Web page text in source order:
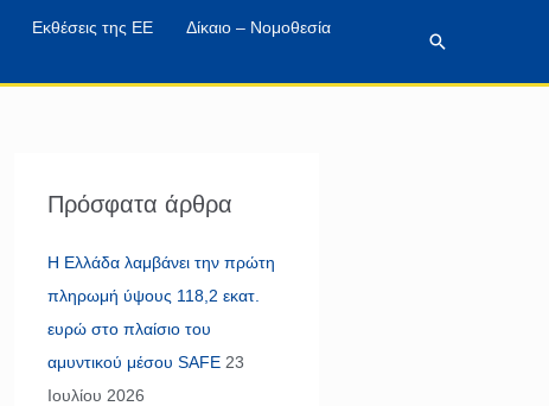
Εκθέσεις της ΕΕ
Δίκαιο – Νομοθεσία
Αναζήτηση
Πρόσφατα άρθρα
Η Ελλάδα λαμβάνει την πρώτη
πληρωμή ύψους 118,2 εκατ.
ευρώ στο πλαίσιο του
αμυντικού μέσου SAFE 23
Ιουλίου 2026